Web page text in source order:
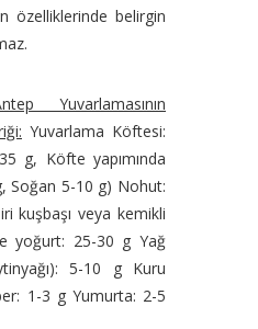
özelliklerinde belirgin
Yuvarlamasının
Yuvarlama Köftesi:
g, Köfte yapımında
Soğan 5-10 g) Nohut:
kuşbaşı veya kemikli
yoğurt: 25-30 g Yağ
5-10 g Kuru
1-3 g Yumurta: 2-5